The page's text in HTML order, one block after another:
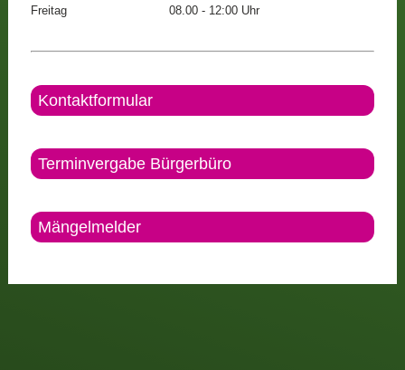
Freitag
08.00 - 12:00 Uhr
Kontaktformular
Terminvergabe Bürgerbüro
Mängelmelder